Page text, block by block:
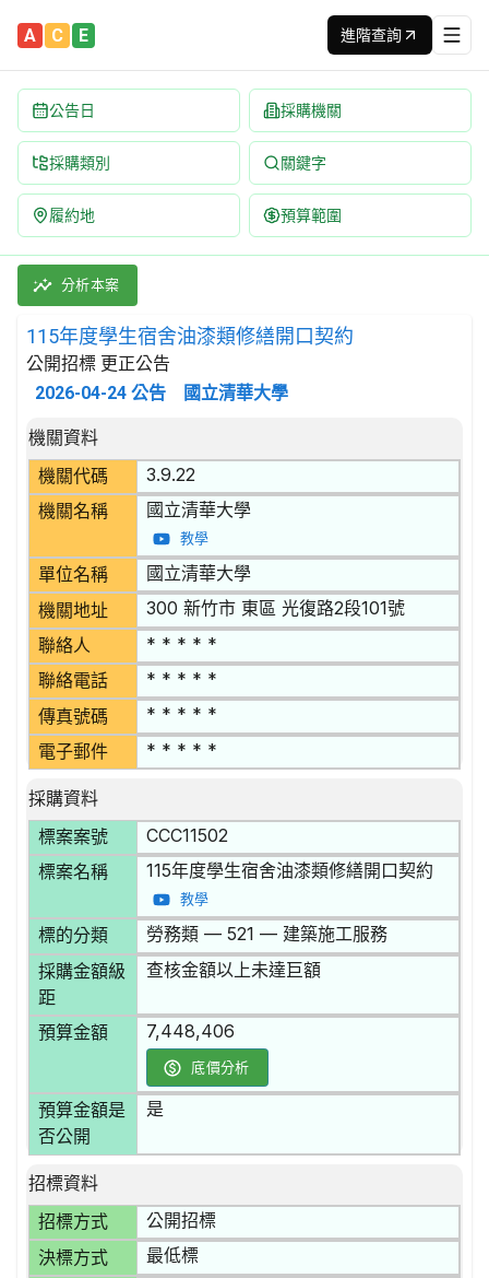
A C E 進階查詢
公告日 採購機關
採購類別 關鍵字
履約地 預算範圍
115年度學生宿舍油漆類修繕開口契約 招標公告 | 案號：
採購類別：勞務類 建築施工服務 | 招標方式：公開招標 |
分析本案
115年度學生宿舍油漆類修繕開口契約
公開招標 更正公告
2026-04-24 公告 國立清華大學
招標公告詳細內容
機關資料
機關代碼
3.9.22
機關名稱 國立清華大學
教學
單位名稱 國立清華大學
機關地址 300 新竹市 東區 光復路2段101號
聯絡人 * * * * *
聯絡電話 * * * * *
傳真號碼 * * * * *
電子郵件 * * * * *
採購資料
標案案號
CCC11502
標案名稱 115年度學生宿舍油漆類修繕開口契約
教學
標的分類 勞務類 — 521 — 建築施工服務
採購金額級
距
查核金額以上未達巨額
預算金額 7,448,406
底價分析
預算金額是
否公開
是
招標資料
招標方式
公開招標
決標方式 最低標